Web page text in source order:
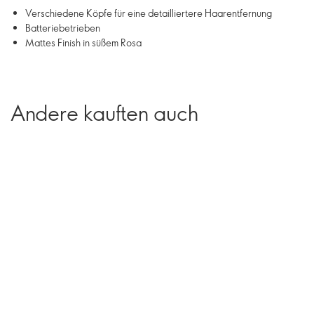
Verschiedene Köpfe für eine detailliertere Haarentfernung
Batteriebetrieben
Mattes Finish in süßem Rosa
Andere kauften auch